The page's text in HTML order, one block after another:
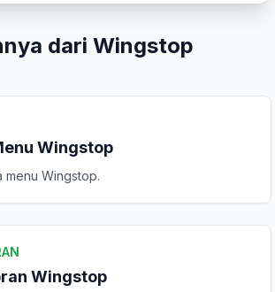
dari Wingstop
Wingstop
menu Wingstop.
Wingstop